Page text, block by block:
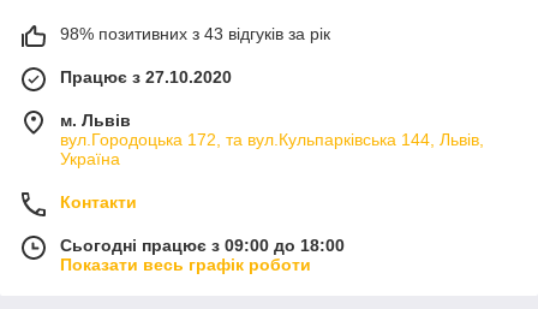
98% позитивних з 43 відгуків за рік
Працює з 27.10.2020
м. Львів
вул.Городоцька 172, та вул.Кульпарківська 144, Львів,
Україна
Контакти
Сьогодні працює з 09:00 до 18:00
Показати весь графік роботи